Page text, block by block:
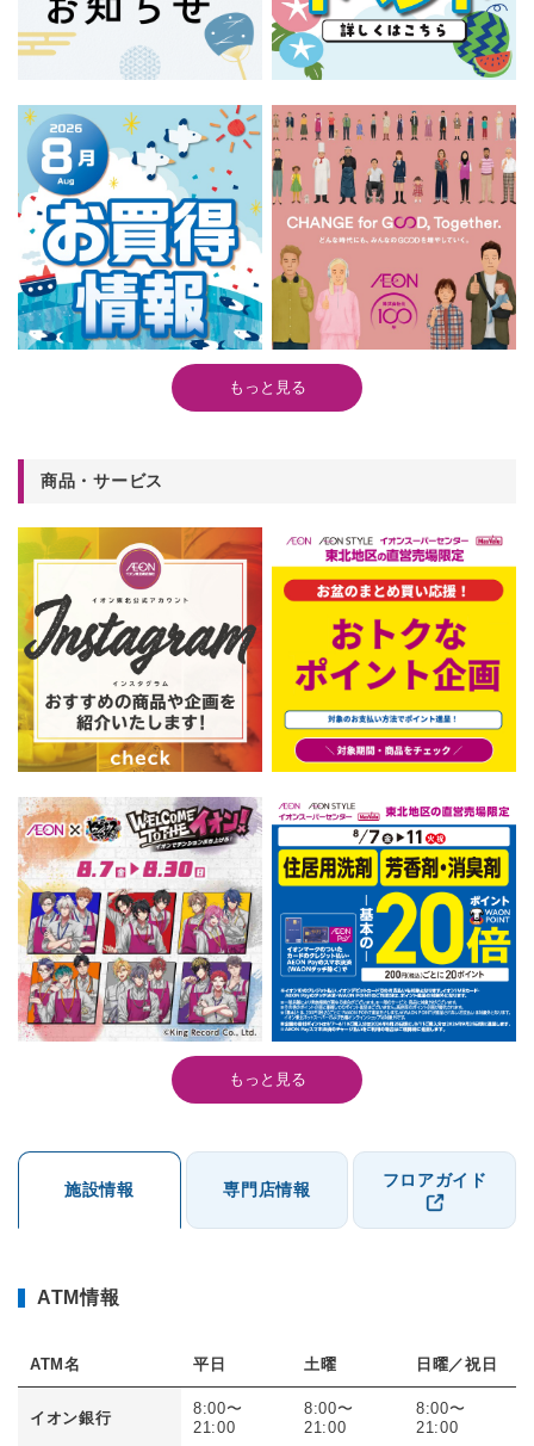
もっと見る
商品・サービス
もっと見る
施設情報 専門店情報 フロアガイド
ATM情報
ATM名 平日 土曜 日曜／祝日
イオン銀行
8:00〜
21:00
8:00〜
21:00
8:00〜
21:00